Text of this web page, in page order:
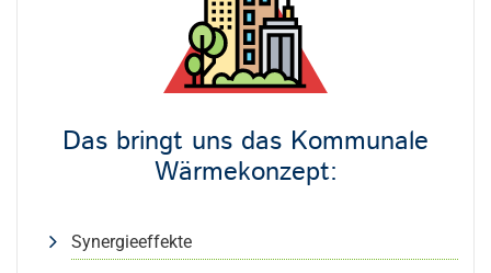
Das bringt uns das Kommunale
Wärmekonzept:
Synergieeffekte